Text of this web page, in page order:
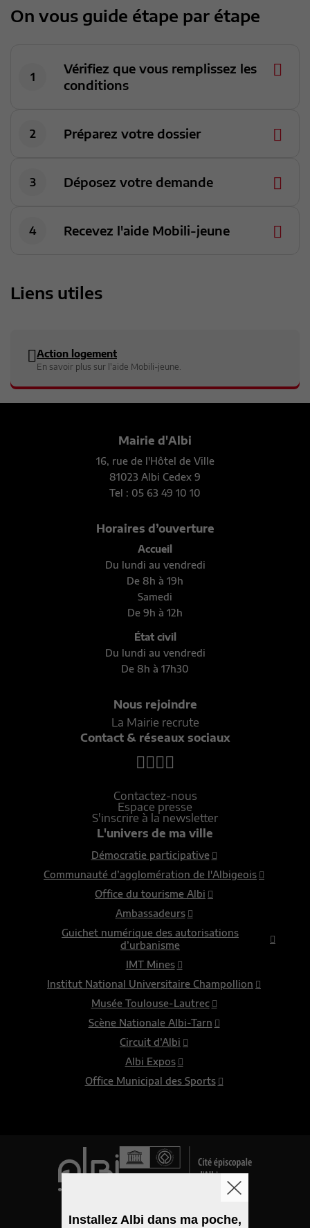
On vous guide étape par étape
Vérifiez que vous remplissez les
conditions
Préparez votre dossier
Déposez votre demande
Recevez l'aide Mobili-jeune
Liens utiles
Action logement
En savoir plus sur l'aide Mobili-jeune.
Mairie d'Albi
16, rue de l'Hôtel de Ville
81023 Albi Cedex 9
Tel : 05 63 49 10 10
Horaires d’ouverture
Accueil
Du lundi au vendredi
De 8h à 19h
Samedi
De 9h à 12h
État civil
Du lundi au vendredi
De 8h à 17h30
Nous rejoindre
La Mairie recrute
Contact & réseaux sociaux
Contactez-nous
Espace presse
S'inscrire à la newsletter
L'univers de ma ville
Démocratie participative
Communauté d’agglomération de l'Albigeois
Office du tourisme Albi
Ambassadeurs
Guichet numérique des autorisations
d’urbanisme
IMT Mines
Institut National Universitaire Champollion
Musée Toulouse-Lautrec
Scène Nationale Albi-Tarn
Circuit d’Albi
Albi Expos
Office Municipal des Sports
Installez Albi dans ma poche,